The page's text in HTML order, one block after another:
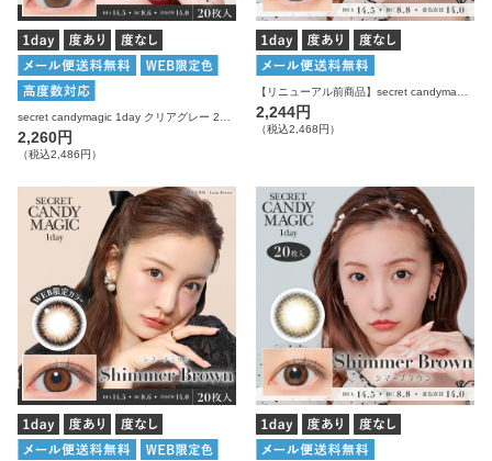
2,260円
（税込2,486円）
2,244円
（税込2,468円）